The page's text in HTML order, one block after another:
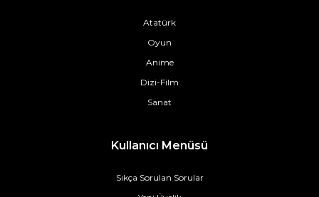
Atatürk
Oyun
Anime
Dizi-Film
Sanat
Kullanıcı Menüsü
Sıkça Sorulan Sorular